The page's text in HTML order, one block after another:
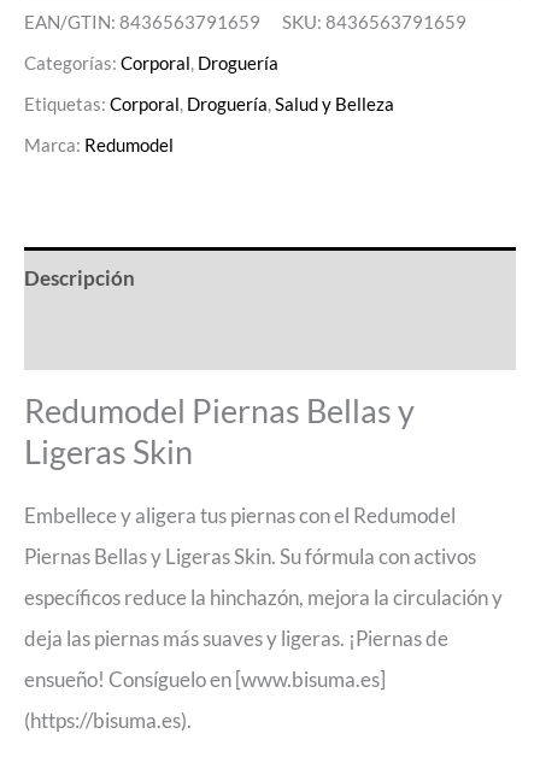
EAN/GTIN: 8436563791659 SKU: 8436563791659
Categorías: Corporal, Droguería
Etiquetas: Corporal, Droguería,Salud y Belleza
Marca: Redumodel
Descripción
Redumodel Piernas Bellas y
Ligeras Skin
Embellece y aligera tus piernas con el Redumodel
Piernas Bellas y Ligeras Skin. Su fórmula con activos
específicos reduce la hinchazón, mejora la circulación y
deja las piernas más suaves y ligeras. ¡Piernas de
ensueño! Consíguelo en [www.bisuma.es]
(https://bisuma.es).